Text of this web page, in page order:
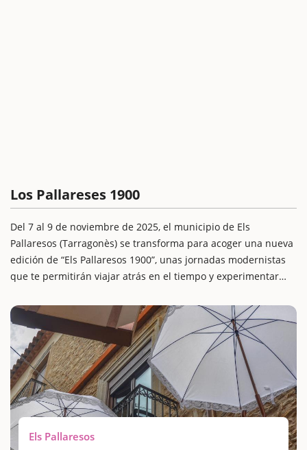
Los Pallareses 1900
Del 7 al 9 de noviembre de 2025, el municipio de Els
Pallaresos (Tarragonès) se transforma para acoger una nueva
edición de “Els Pallaresos 1900”, unas jornadas modernistas
que te permitirán viajar atrás en el tiempo y experimentar
Una propuesta cultural, educativa y lúdica pensada
especialmente para familias con niños, que combina historia
viva, espectáculos y talleres para despertar la curiosidad de
los más pequeños.
Els Pallaresos